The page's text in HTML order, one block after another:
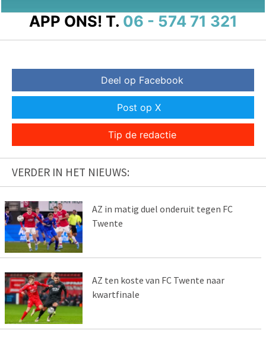
APP ONS! T. 06 - 574 71 321
Deel op Facebook
Post op X
Tip de redactie
VERDER IN HET NIEUWS:
AZ in matig duel onderuit tegen FC
Twente
AZ ten koste van FC Twente naar
kwartfinale